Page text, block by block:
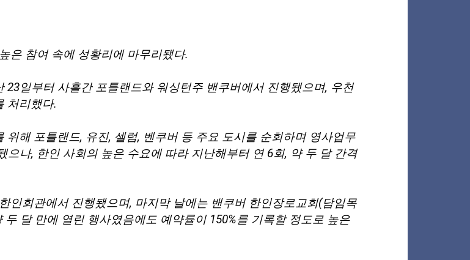
은 참여 속에 성황리에 마무리됐다.
일부터 사흘간 포틀랜드와 워싱턴주 밴쿠버에서 진행됐으며, 우천
처리했다.
해 포틀랜드, 유진, 셀럼, 벤쿠버 등 주요 도시를 순회하며 영사업무
나, 한인 사회의 높은 수요에 따라 지난해부터 연 6회, 약 두 달 간격
인회관에서 진행됐으며, 마지막 날에는 밴쿠버 한인장로교회(담임목
달 만에 열린 행사였음에도 예약률이 150%를 기록할 정도로 높은